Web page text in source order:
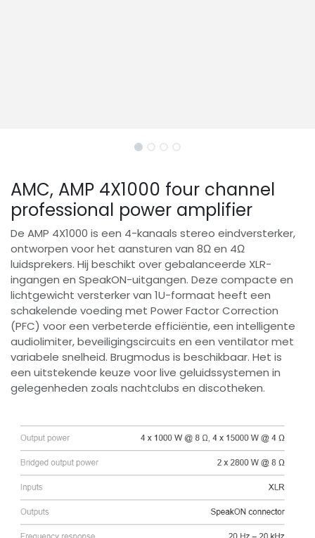
AMC, AMP 4X1000 four channel
professional power amplifier
De AMP 4X1000 is een 4-kanaals stereo eindversterker,
ontworpen voor het aansturen van 8Ω en 4Ω
luidsprekers. Hij beschikt over gebalanceerde XLR-
ingangen en SpeakON-uitgangen. Deze compacte en
lichtgewicht versterker van 1U-formaat heeft een
schakelende voeding met Power Factor Correction
(PFC) voor een verbeterde efficiëntie, een intelligente
audiolimiter, beveiligingscircuits en een ventilator met
variabele snelheid. Brugmodus is beschikbaar. Het is
een uitstekende keuze voor live geluidssystemen in
gelegenheden zoals nachtclubs en discotheken.